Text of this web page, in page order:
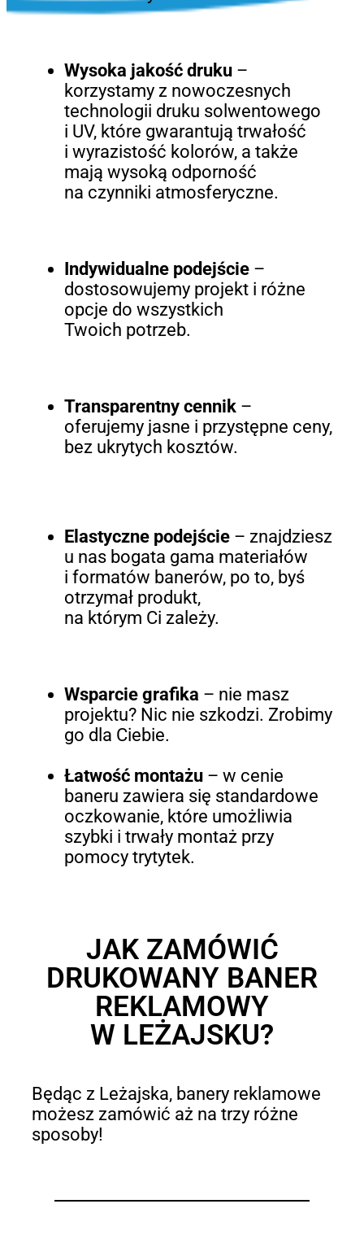
Wysoka jakość druku–
korzystamy z nowoczesnych
technologii druku solwentowego
i UV, które gwarantują trwałość
i wyrazistość kolorów, a także
mają wysoką odporność
na czynniki atmosferyczne.
Indywidualne podejście–
dostosowujemy projekt i różne
opcje do wszystkich
Twoich potrzeb.
Transparentny cennik–
oferujemy jasne i przystępne ceny,
bez ukrytych kosztów.
Elastyczne podejście– znajdziesz
u nas bogata gama materiałów
i formatów banerów, po to, byś
otrzymał produkt,
na którym Ci zależy.
Wsparcie grafika – nie masz
projektu? Nic nie szkodzi. Zrobimy
go dla Ciebie.
Łatwość montażu – w cenie
baneru zawiera się standardowe
oczkowanie, które umożliwia
szybki i trwały montaż przy
pomocy trytytek.
JAK ZAMÓWIĆ
DRUKOWANY BANER
REKLAMOWY
W LEŻAJSKU?
Będąc z Leżajska, banery reklamowe
możesz zamówić aż na trzy różne
sposoby!